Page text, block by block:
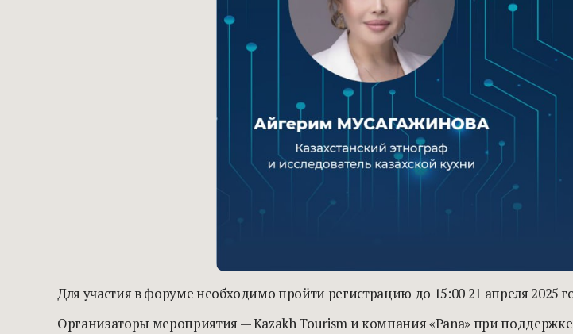
Для участия в форуме необходимо пройти регистрацию до 15:00 21 апреля 2025
Организаторы мероприятия — Kazakh Tourism и компания «Pana» при